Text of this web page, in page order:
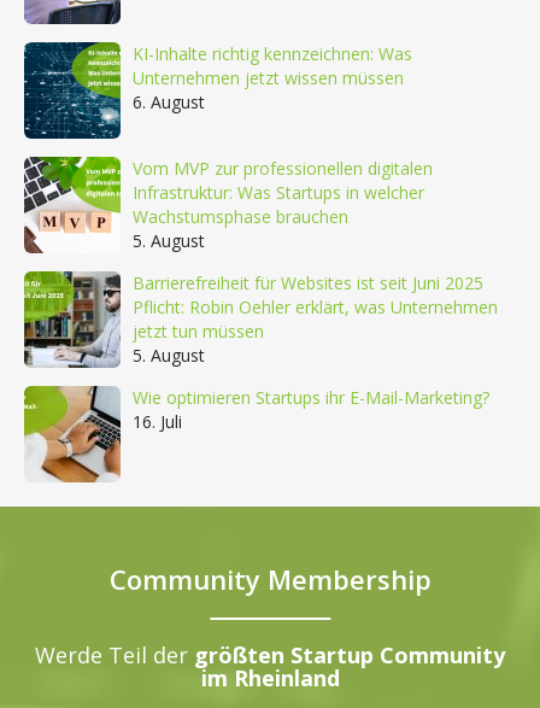
KI-Inhalte richtig kennzeichnen: Was
Unternehmen jetzt wissen müssen
6. August
Vom MVP zur professionellen digitalen
Infrastruktur: Was Startups in welcher
Wachstumsphase brauchen
5. August
Barrierefreiheit für Websites ist seit Juni 2025
Pflicht: Robin Oehler erklärt, was Unternehmen
jetzt tun müssen
5. August
Wie optimieren Startups ihr E-Mail-Marketing?
16. Juli
Community Membership
Werde Teil der größten Startup Community
im Rheinland